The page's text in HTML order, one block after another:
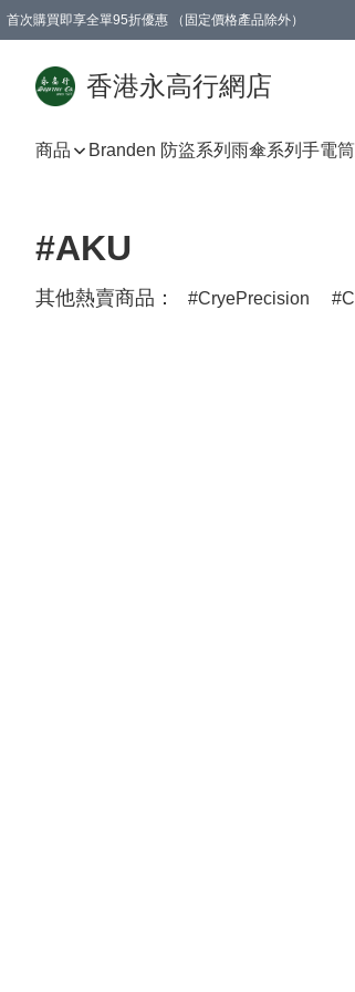
首次購買即享全單95折優惠 （固定價格產品除外）
香港永高行網店
商品 Branden 防盜系列 雨傘系列 手電
#AKU
其他熱賣商品： CryePrecision